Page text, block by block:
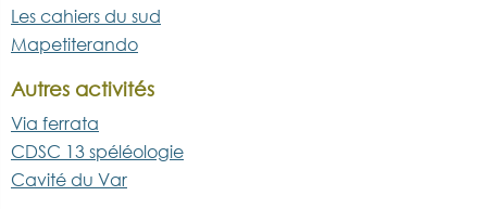
Les cahiers du sud
Mapetiterando
Autres activités
Via ferrata
CDSC 13 spéléologie
Cavité du Var